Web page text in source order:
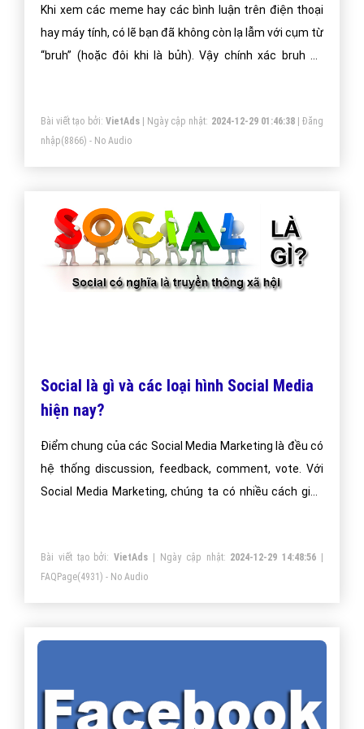
Khi xem các meme hay các bình luận trên điện thoại
hay máy tính, có lẽ bạn đã không còn lạ lẫm với cụm từ
“bruh” (hoặc đôi khi là bủh). Vậy chính xác bruh có
Bài viết tạo bởi: VietAds| Ngày cập nhật: 2024-12-29 01:46:38|Đăng
nhập(8866) - No Audio
Social là gì và các loại hình Social Media
hiện nay?
Điểm chung của các Social Media Marketing là đều có
hệ thống discussion, feedback, comment, vote. Với
Social Media Marketing, chúng ta có nhiều cách giao
kết nối và chia sẻ.
Bài viết tạo bởi:VietAds | Ngày cập nhật: 2024-12-29 14:48:56
FAQPage(4931) - No Audio